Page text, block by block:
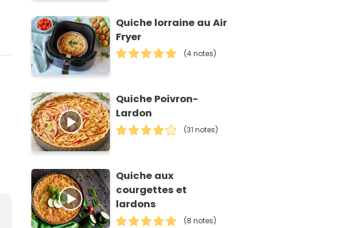
Quiche lorraine au Air
Fryer
(4 notes)
Quiche Poivron-
Lardon
(31 notes)
Quiche aux
courgettes et
lardons
(8 notes)